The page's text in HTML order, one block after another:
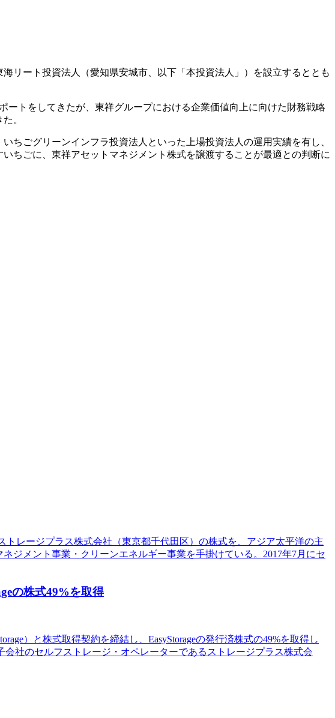
リート投資法人（愛知県安城市、以下「本投資法人」）を設立するととも
トをしてきたが、東祥グループにおける企業価値向上に向けた財務戦略
。
ちごグリーンインフラ投資法人といった上場投資法人の運用実績を有し、
ちごに、東祥アセットマネジメント株式を譲渡することが最適との判断に
レージプラス株式会社（東京都千代田区）の株式を、アジア太平洋の主
ジメント事業・クリーンエネルギー事業を手掛けている。2017年7月にセ
の株式49%を取得
）と株式取得契約を締結し、EasyStorageの発行済株式の49%を取得し
社のセルフストレージ・オペレーターであるストレージプラス株式会